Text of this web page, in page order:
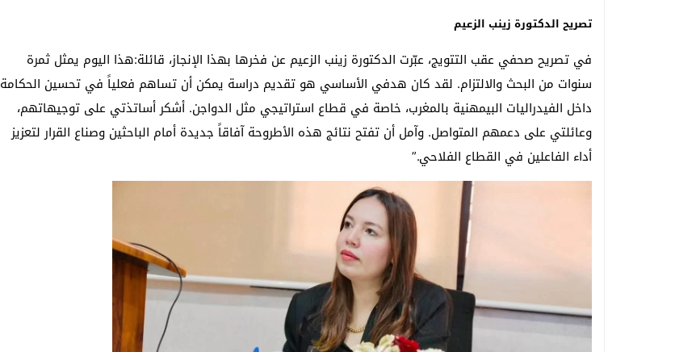
تصريح الدكتورة زينب الزعيم
في تصريح صحفي عقب التتويج، عبّرت الدكتورة زينب الزعيم عن فخرها بهذا الإنجاز، قائلة:هذا اليوم يمثل ثمرة
سنوات من البحث والالتزام. لقد كان هدفي الأساسي هو تقديم دراسة يمكن أن تساهم فعلياً في تحسين الحكامة
داخل الفيدراليات البيمهنية بالمغرب، خاصة في قطاع استراتيجي مثل الدواجن. أشكر أساتذتي على توجيهاتهم،
وعائلتي على دعمهم المتواصل. وآمل أن تفتح نتائج هذه الأطروحة آفاقاً جديدة أمام الباحثين وصناع القرار لتعزيز
أداء الفاعلين في القطاع الفلاحي.”